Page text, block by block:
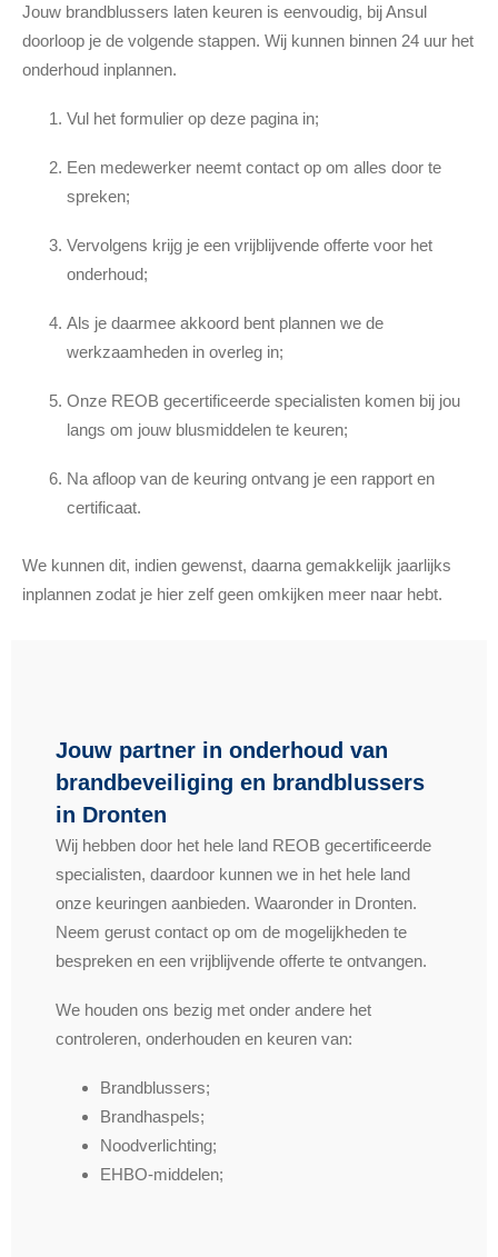
Jouw brandblussers laten keuren is eenvoudig, bij Ansul
doorloop je de volgende stappen. Wij kunnen binnen 24 uur het
onderhoud inplannen.
Vul het formulier op deze pagina in;
Een medewerker neemt contact op om alles door te
spreken;
Vervolgens krijg je een vrijblijvende offerte voor het
onderhoud;
Als je daarmee akkoord bent plannen we de
werkzaamheden in overleg in;
Onze REOB gecertificeerde specialisten komen bij jou
langs om jouw blusmiddelen te keuren;
Na afloop van de keuring ontvang je een rapport en
certificaat.
We kunnen dit, indien gewenst, daarna gemakkelijk jaarlijks
inplannen zodat je hier zelf geen omkijken meer naar hebt.
Jouw partner in onderhoud van
brandbeveiliging en brandblussers
in Dronten
Wij hebben door het hele land REOB gecertificeerde
specialisten, daardoor kunnen we in het hele land
onze keuringen aanbieden. Waaronder in Dronten.
Neem gerust contact op om de mogelijkheden te
bespreken en een vrijblijvende offerte te ontvangen.
We houden ons bezig met onder andere het
controleren, onderhouden en keuren van:
Brandblussers;
Brandhaspels;
Noodverlichting;
EHBO-middelen;